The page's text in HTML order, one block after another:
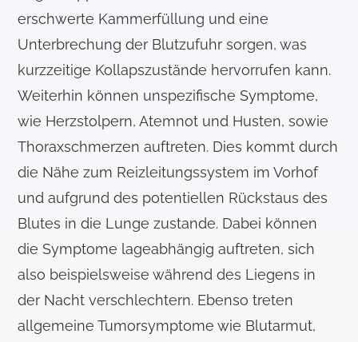
erschwerte Kammerfüllung und eine
Unterbrechung der Blutzufuhr sorgen, was
kurzzeitige Kollapszustände hervorrufen kann.
Weiterhin können unspezifische Symptome,
wie Herzstolpern, Atemnot und Husten, sowie
Thoraxschmerzen auftreten. Dies kommt durch
die Nähe zum Reizleitungssystem im Vorhof
und aufgrund des potentiellen Rückstaus des
Blutes in die Lunge zustande. Dabei können
die Symptome lageabhängig auftreten, sich
also beispielsweise während des Liegens in
der Nacht verschlechtern. Ebenso treten
allgemeine Tumorsymptome wie Blutarmut,